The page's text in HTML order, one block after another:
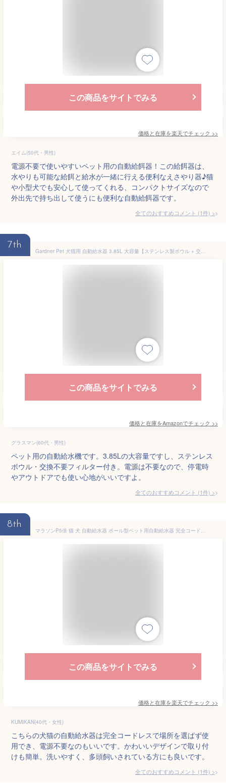
この商品をサイトでみる
価格と在庫を楽天でチェック >>
エイム(50代・男性)
電源不要で使いやすいペット用の自動給餌器！この給餌器は、
水やりも可能な給餌と給水が一緒に行える便利なえさやり器♪猫
や小型犬でも安心して使ってくれる、コンパクトサイズなので
外出先で持ち出して使うにも便利な自動給餌器です。
全てのおすすめコメント (1件) >
7th
Gardner Pet 犬猫用 自動給水器 3.85L 大容量【ステンレス製ボウル + 交換不要フィルター】 ペットウォーターディスペンサー 小型犬 大型犬 子犬 猫用 宝石カットのクリアデザインで上品 水飲みボウル 給水器 BPAフリー おしゃれデザイン (グレー, 3.85l)
この商品をサイトでみる
価格と在庫をAmazonでチェック >>
グラスマン(60代・男性)
ペット用の自動給水機です。3.85Lの大容量ですし、ステンレス
ボウル・交換不要フィルター付き。電源は不要なので、停電時
やアウトドアでも使い心地がいいですよ。
全てのおすすめコメント (1件) >
8th
マラソンP5倍 猫 犬 自動給水器 ボール型ペット用自動給水器 完全コードレス給水器 自動給水器 給水器 水飲み器 電源不要 2.8L 大容量 自動 給水 エコ素材 透明 清潔便利 洗いやすい 取り外し可能 取り付け簡単 可愛いデザイン 猫用 犬用 ペット用 多頭飼いも対応 ねこ いぬ
この商品をサイトでみる
価格と在庫を楽天でチェック >>
KUMIKAN(40代・女性)
こちらの犬猫の自動給水器は完全コードレスで場所を選ばず使
用でき、電源不要なのもいいです。かわいいデザインで取り付
けも簡単。洗いやすく、多頭飼いされている方にも良いです。
全てのおすすめコメント (1件) >